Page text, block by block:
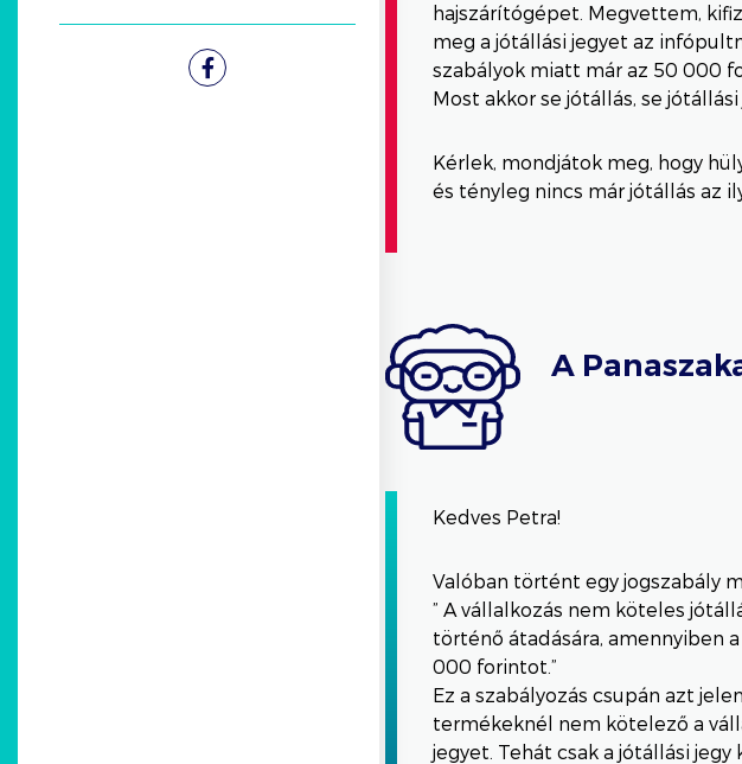
Facebook
hajszárítógépet. Megvettem,
meg a jótállási jegyet az
szabályok miatt már az 50 000
Most akkor se jótállás, se
Kérlek, mondjátok meg, hogy
és tényleg nincs már jótállás az
A
Kedves Petra!
Valóban történt egy jogszabály
” A vállalkozás nem köteles
történő átadására, amennyiben
000 forintot.”
Ez a szabályozás csupán azt
termékeknél nem kötelező a
jegyet. Tehát csak a jótállási